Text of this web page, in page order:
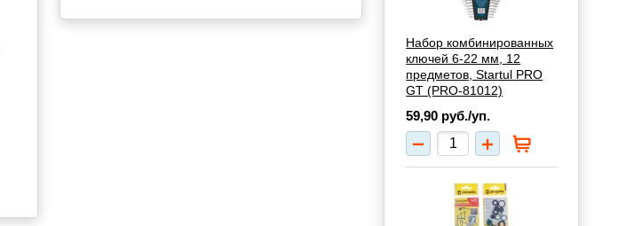
Набор комбинированных
ключей 6-22 мм, 12
предметов, Startul PRO
GT (PRO-81012)
59,90 руб./уп.